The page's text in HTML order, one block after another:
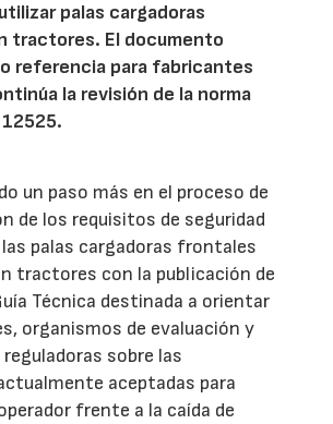
palas cargadoras
tractores. El documento
referencia para fabricantes
la revisión de la norma
12525.
un paso más en el proceso de
de los requisitos de seguridad
palas cargadoras frontales
tractores con la publicación de
Técnica destinada a orientar
organismos de evaluación y
sobre las
aceptadas para
frente a la caída de